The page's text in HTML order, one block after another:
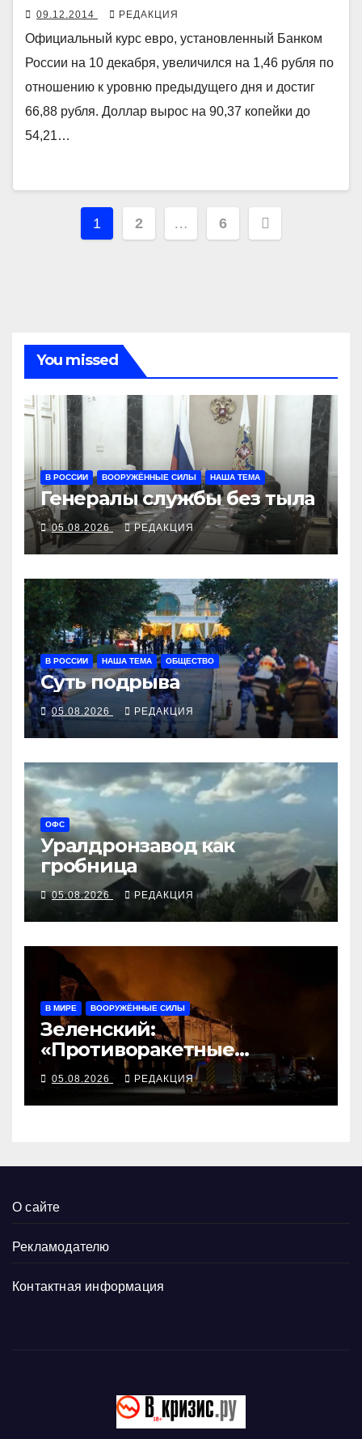
09.12.2014 РЕДАКЦИЯ
Официальный курс евро, установленный Банком
России на 10 декабря, увеличился на 1,46 рубля по
отношению к уровню предыдущего дня и достиг
66,88 рубля. Доллар вырос на 90,37 копейки до
54,21…
Навигация
1 2 … 6
You missed
В РОССИИ ВООРУЖЁННЫЕ СИЛЫ НАША ТЕМА
Генералы службы без тыла
05.08.2026 РЕДАКЦИЯ
В РОССИИ НАША ТЕМА ОБЩЕСТВО
Суть подрыва
05.08.2026 РЕДАКЦИЯ
ОФС
Уралдронзавод как
гробница
05.08.2026 РЕДАКЦИЯ
В МИРЕ ВООРУЖЁННЫЕ СИЛЫ
Зеленский:
«Противоракетные
средства могли бы спасти
погибших сегодня»
05.08.2026 РЕДАКЦИЯ
О сайте
Рекламодателю
Контактная информация